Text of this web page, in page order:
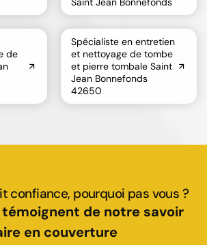
de
Spécialiste en entretien
et nettoyage de tombe
et pierre tombale Saint
Jean Bonnefonds
42650
confiance, pourquoi pas vous ?
de notre savoir
en couverture